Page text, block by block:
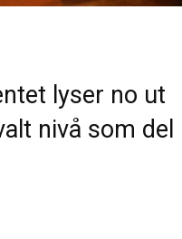
lyser no ut
nivå som del